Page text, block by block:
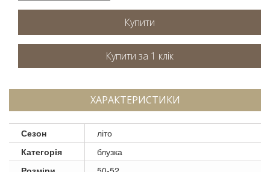
Купити
ХАРАКТЕРИСТИКИ
Сезон
літо
Категорія
блузка